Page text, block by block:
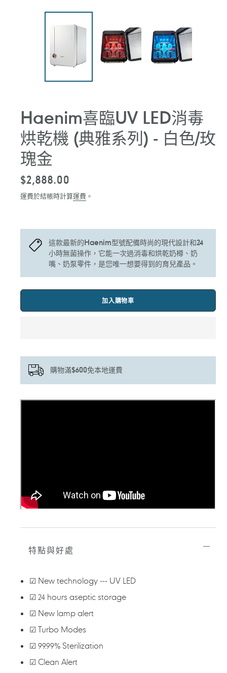
Haenim喜臨UV LED消毒
烘乾機 (典雅系列) - 白色/玫
瑰金
定
價
$2,888.00
運費於結帳時計算運費 。
這款最新的Haenim型號配備時尚的現代設計和24
小時無菌操作，它能一次過消毒和烘乾奶樽、奶
嘴、奶泵零件，是您唯一想要得到的育兒產品。
加入購物車
購物滿$600免本地運費
正
物
車
特點與好處
☑ New technology --- UV LED
☑ 24 hours aseptic storage
☑ New lamp alert
☑ Turbo Modes
☑ 99.99% Sterilization
☑ Clean Alert